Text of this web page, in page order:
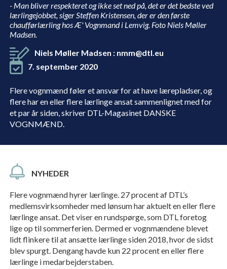
NYHEDER
Flere vognmænd føler et ansvar for at have lærepladser, og
flere har en eller flere lærlinge ansat sammenlignet med for
et par år siden, skriver DTL-Magasinet DANSKE
VOGNMÆND.
- Man bliver respekteret og ikke set ned på, det er det bedste ved
lærlingejobbet, siger Steffen Kristensen, der er den første
chaufførlærling hos Æ' Vognmand i Lemvig. Foto Niels Møller
Madsen.
Niels Møller Madsen : nmm@dtl.eu
7. september 2020
Flere vognmænd hyrer lærlinge. 27 procent af DTL’s
medlemsvirksomheder med lønsum har aktuelt en eller flere
lærlinge ansat. Det viser en rundspørge, som DTL foretog
lige op til sommerferien. Dermed er vognmændene blevet
lidt flinkere til at ansætte lærlinge siden 2018, hvor de sidst
blev spurgt. Dengang havde kun 22 procent en eller flere
lærlinge i medarbejderstaben.